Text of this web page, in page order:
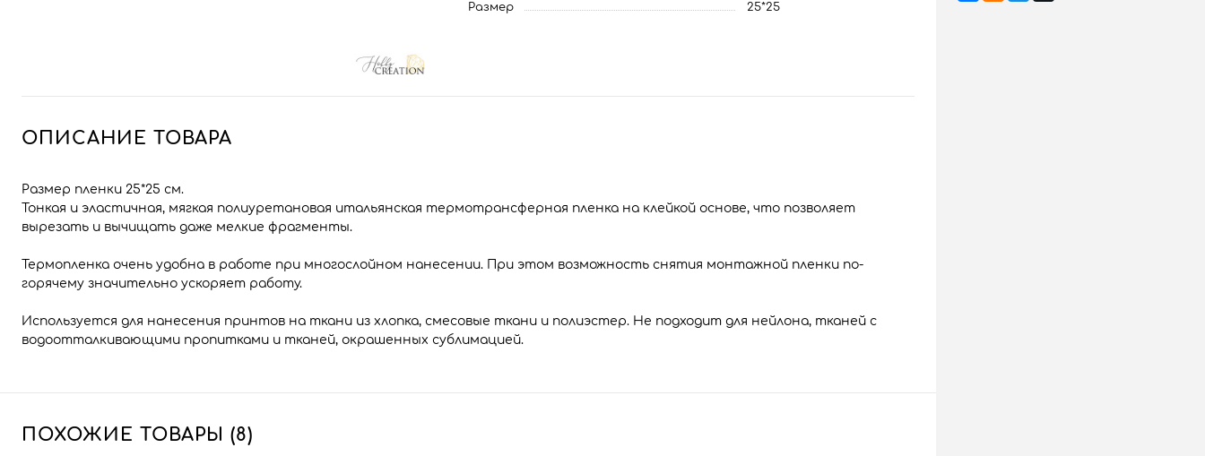
Размер
25*25
ОПИСАНИЕ ТОВАРА
Размер пленки 25*25 см.
Тонкая и эластичная, мягкая полиуретановая итальянская термотрансферная пленка на клейкой основе, что позволяет
вырезать и вычищать даже мелкие фрагменты.
Термопленка очень удобна в работе при многослойном нанесении. При этом возможность снятия монтажной пленки по-
горячему значительно ускоряет работу.
Используется для нанесения принтов на ткани из хлопка, смесовые ткани и полиэстер. Не подходит для нейлона, тканей с
водоотталкивающими пропитками и тканей, окрашенных сублимацией.
ПОХОЖИЕ ТОВАРЫ (8)